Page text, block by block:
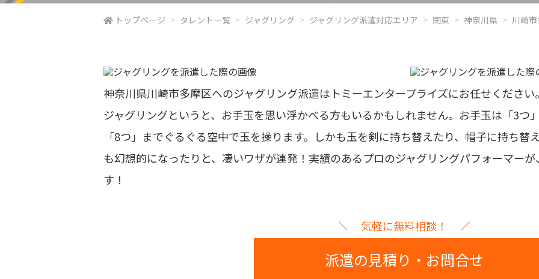
トップページ タレント一覧 ジャグリング ジャグリング派遣対応エリア 関東 神奈川県 川崎
神奈川県川崎市多摩区へのジャグリング派遣はトミーエンタープライズにお任せください。
ジャグリングというと、お手玉を思い浮かべる方もいるかもしれません。お手玉は「3つ
「8つ」までぐるぐる空中で玉を操ります。しかも玉を剣に持ち替えたり、帽子に持ち替
も幻想的になったりと、凄いワザが連発！ 実績のあるプロのジャグリングパフォーマー
す！
気軽に無料相談！
派遣の見積り・お問合せ